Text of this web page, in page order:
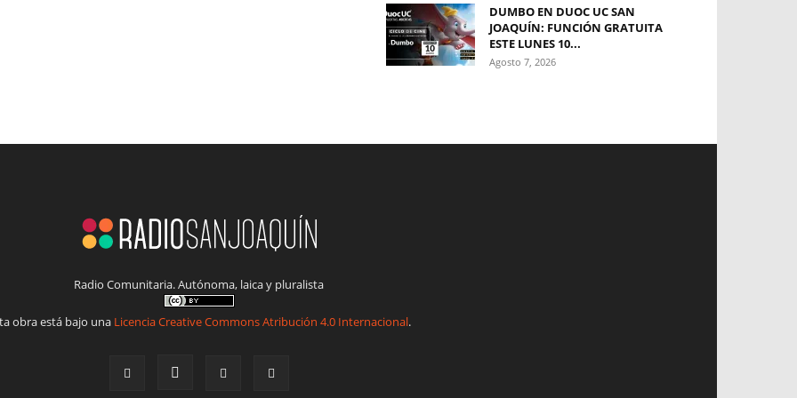
DUMBO EN DUOC UC SAN
JOAQUÍN: FUNCIÓN GRATUITA
ESTE LUNES 10...
Agosto 7, 2026
Radio Comunitaria. Autónoma, laica y pluralista
obra está bajo una Licencia Creative Commons Atribución 4.0 Internacional.